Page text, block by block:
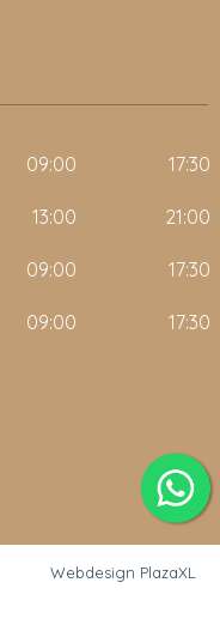
09:00 17:30
13:00 21:00
09:00 17:30
09:00 17:30
Webdesign PlazaXL